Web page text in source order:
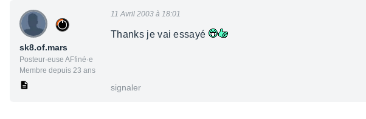
sk8.of.mars
Posteur·euse AFfiné·e
Membre depuis 23 ans
11 Avril 2003 à 18:01
Thanks je vai essayé
signaler